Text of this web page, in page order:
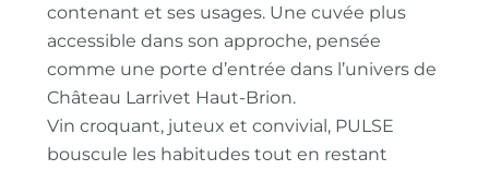
contenant et ses usages. Une cuvée plus
accessible dans son approche, pensée
comme une porte d’entrée dans l’univers de
Château Larrivet Haut-Brion.
Vin croquant, juteux et convivial, PULSE
bouscule les habitudes tout en restant